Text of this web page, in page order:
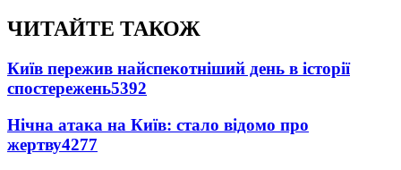
ЧИТАЙТЕ ТАКОЖ
Київ пережив найспекотніший день в історії
спостережень5392
Нічна атака на Київ: стало відомо про
жертву4277